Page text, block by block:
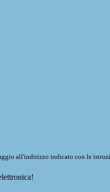
all'indirizzo indicato con le